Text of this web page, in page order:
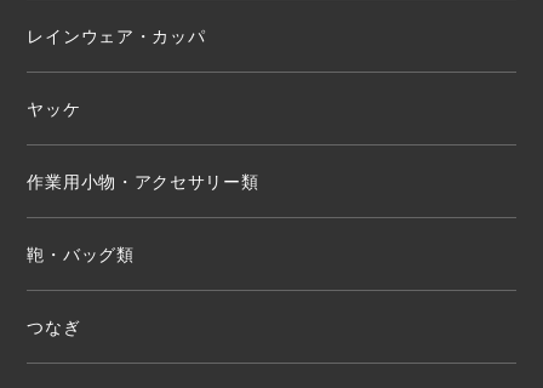
レインウェア・カッパ
ヤッケ
作業用小物・アクセサリー類
鞄・バッグ類
つなぎ